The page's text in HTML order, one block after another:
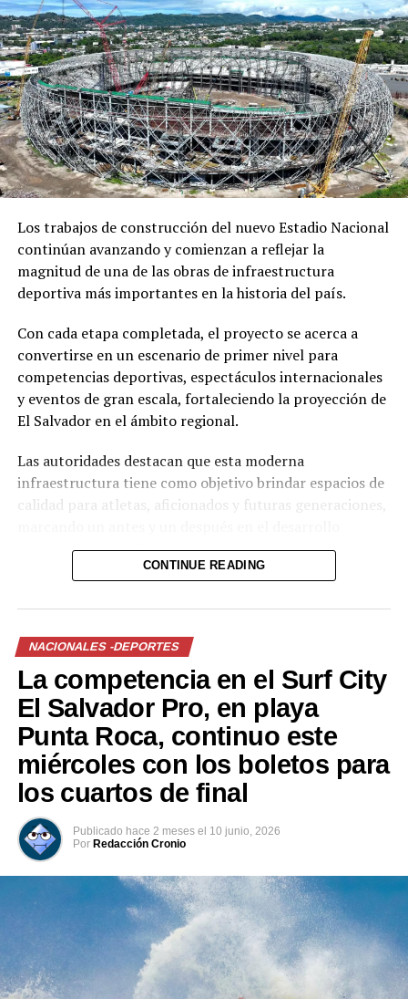
SALVADOR 2023
MEDALLA
MÉXICO PRINCIPAL1
UP NEXT
México logra tres oros en gimnasia artística en los
Juegos San Salvador 2023
DON'T MISS
Puerto Rico y Cuba conquistan la medalla de oro en
tenis de mesa individual en los XXIV Juegos
Centroamericanos y del Caribe San Salvador 2023
Los trabajos de construcción del nuevo Estadio Nacional
continúan avanzando y comienzan a reflejar la
magnitud de una de las obras de infraestructura
deportiva más importantes en la historia del país.
Con cada etapa completada, el proyecto se acerca a
convertirse en un escenario de primer nivel para
competencias deportivas, espectáculos internacionales
y eventos de gran escala, fortaleciendo la proyección de
El Salvador en el ámbito regional.
Las autoridades destacan que esta moderna
infraestructura tiene como objetivo brindar espacios de
calidad para atletas, aficionados y futuras generaciones,
deportivo nacional.
Facebook X
Me gusta esto:
CONTINUE READING
NACIONALES -DEPORTES
La competencia en el Surf City
El Salvador Pro, en playa
Punta Roca, continuo este
miércoles con los boletos para
los cuartos de final
Publicado hace 2 meses el 10 junio, 2026
Por Redacción Cronio